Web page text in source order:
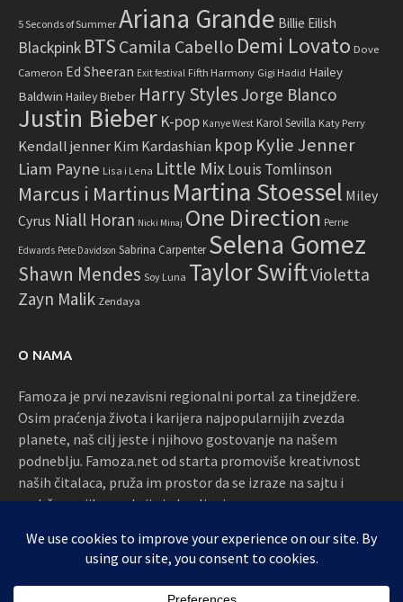
5 Seconds of Summer Ariana Grande Billie Eilish
Blackpink BTS Camila Cabello Demi Lovato Dove
Cameron Ed Sheeran Exit festival Fifth Harmony Gigi Hadid Hailey
Baldwin Hailey Bieber Harry Styles Jorge Blanco
Justin Bieber K-pop Kanye West Karol Sevilla Katy Perry
Kendall jenner Kim Kardashian kpop Kylie Jenner
Liam Payne Lisa i Lena Little MixLouis Tomlinson
Marcus i Martinus Martina Stoessel Miley
Cyrus Niall Horan Nicki Minaj One Direction Perrie
Edwards Pete Davidson Sabrina Carpenter Selena Gomez
Shawn Mendes Soy Luna Taylor SwiftVioletta
Zayn Malik Zendaya
O NAMA
Famoza je prvi nezavisni regionalni portal za tinejdžere.
Osim praćenja života i karijera najpopularnijih zvezda
planete, naš cilj jeste i njihovo gostovanje na našem
podneblju. Famoza.net od starta promoviše kreativnost
naših čitalaca, pruža im prostor da se izraze na sajtu i
podržava njihove akcije i okupljanja